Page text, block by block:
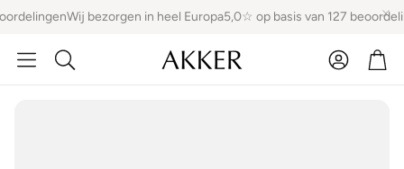
Wij bezorgen in heel Europa5,0☆ op basis van 127
Zoeken
Account